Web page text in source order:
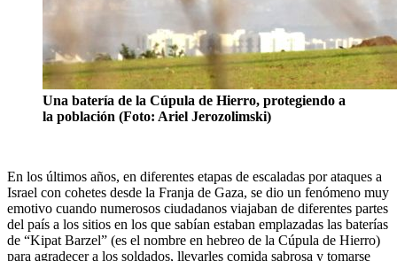
Una batería de la Cúpula de Hierro, protegiendo a
la población (Foto: Ariel Jerozolimski)
En los últimos años, en diferentes etapas de escaladas por ataques a
Israel con cohetes desde la Franja de Gaza, se dio un fenómeno muy
emotivo cuando numerosos ciudadanos viajaban de diferentes partes
del país a los sitios en los que sabían estaban emplazadas las baterías
de “Kipat Barzel” (es el nombre en hebreo de la Cúpula de Hierro)
para agradecer a los soldados, llevarles comida sabrosa y tomarse